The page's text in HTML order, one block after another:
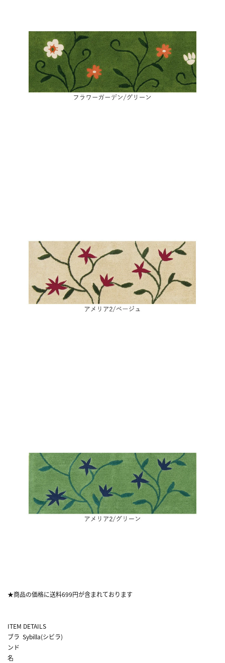
★商品の価格に送料699円が含まれております
ITEM DETAILS
ブラ
ンド
名
Sybilla(シビラ)